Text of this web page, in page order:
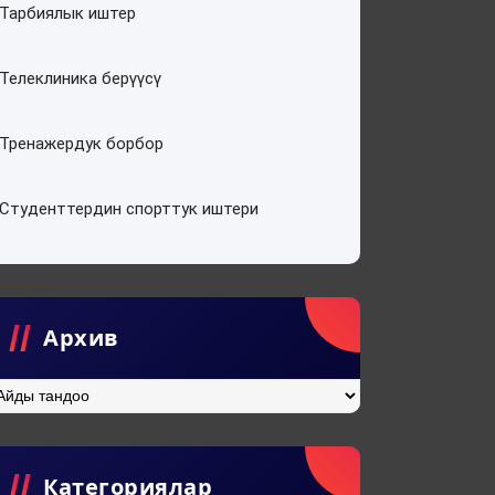
Тарбиялык иштер
Телеклиника берүүсү
Тренажердук борбор
Студенттердин спорттук иштери
Архив
Категориялар